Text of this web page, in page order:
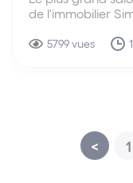
de l'immobilier
de l’immobilier,
5799 vues
< 1